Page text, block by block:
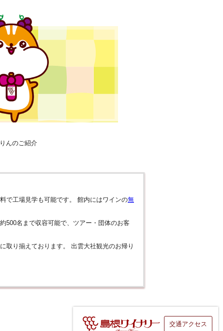
んのご紹介
で工場見学も可能です。 館内にはワインの無
500名まで収容可能で、ツアー・団体のお客
取り揃えております。 出雲大社観光のお帰り
交通アクセス